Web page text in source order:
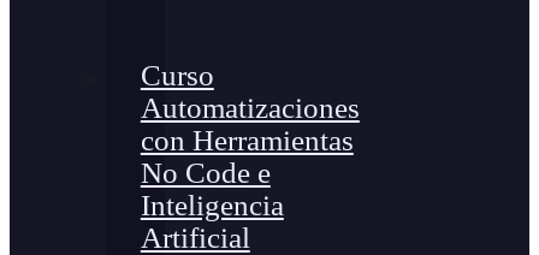
Curso
Automatizaciones
con Herramientas
No Code e
Inteligencia
Artificial